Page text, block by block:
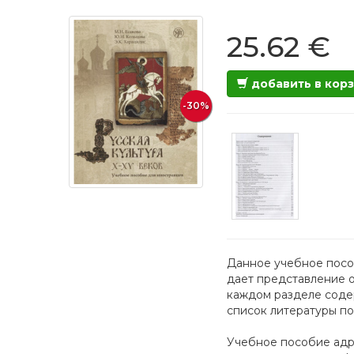
-30%
25.62 €
добавить в
Данное учебное
дает представление
каждом разделе
список литературы
Учебное пособие